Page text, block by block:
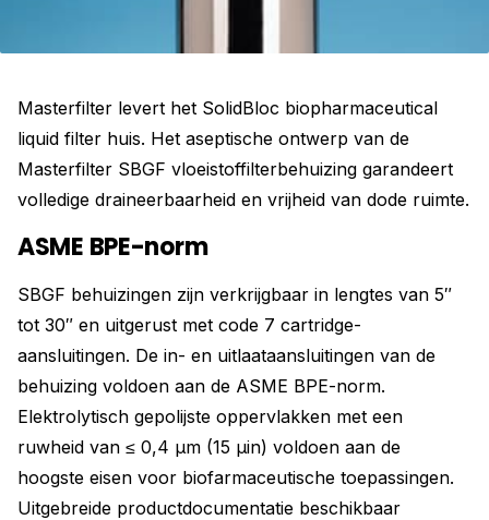
Masterfilter levert het SolidBloc biopharmaceutical
liquid filter huis. Het aseptische ontwerp van de
Masterfilter SBGF vloeistoffilterbehuizing garandeert
volledige draineerbaarheid en vrijheid van dode ruimte.
ASME BPE-norm
SBGF behuizingen zijn verkrijgbaar in lengtes van 5″
tot 30″ en uitgerust met code 7 cartridge-
aansluitingen. De in- en uitlaataansluitingen van de
behuizing voldoen aan de ASME BPE-norm.
Elektrolytisch gepolijste oppervlakken met een
ruwheid van ≤ 0,4 μm (15 μin) voldoen aan de
hoogste eisen voor biofarmaceutische toepassingen.
Uitgebreide productdocumentatie beschikbaar